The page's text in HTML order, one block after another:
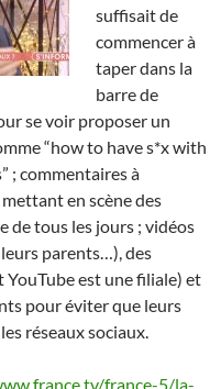
suffisait de
commencer à
taper dans la
barre de
se voir proposer un
“how to have s*x with
; commentaires à
en scène des
de tous les jours ; vidéos
parents…), des
est une filiale) et
pour éviter que leurs
réseaux sociaux.
france-5/la-